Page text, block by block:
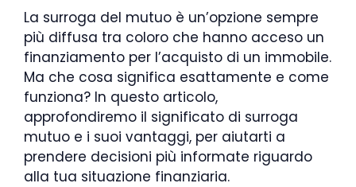
La surroga del mutuo è un’opzione sempre
più diffusa tra coloro che hanno acceso un
finanziamento per l’acquisto di un immobile.
Ma che cosa significa esattamente e come
funziona? In questo articolo,
approfondiremo il significato di surroga
mutuo e i suoi vantaggi, per aiutarti a
prendere decisioni più informate riguardo
alla tua situazione finanziaria.